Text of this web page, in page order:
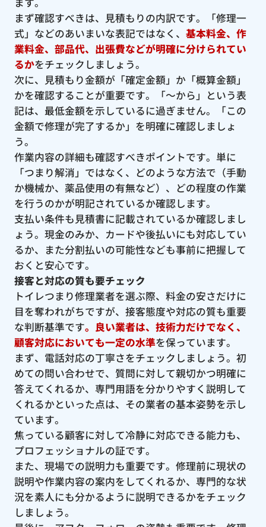
まず確認すべきは、見積もりの内訳です。「修理一
式」などのあいまいな表記ではなく、 基本料金、作
業料金、部品代、出張費などが明確に分けられてい
るかをチェックしましょう。
次に、見積もり金額が「確定金額」か「概算金額」
かを確認することが重要です。「〜から」という表
記は、最低金額を示しているに過ぎません。「この
金額で修理が完了するか」を明確に確認しましょ
う。
作業内容の詳細も確認すべきポイントです。単に
「つまり解消」ではなく、どのような方法で（手動
か機械か、薬品使用の有無など）、どの程度の作業
を行うのかが明記されているか確認します。
支払い条件も見積書に記載されているか確認しまし
ょう。現金のみか、カードや後払いにも対応してい
るか、また分割払いの可能性なども事前に把握して
おくと安心です。
接客と対応の質も要チェック
トイレつまり修理業者を選ぶ際、料金の安さだけに
目を奪われがちですが、接客態度や対応の質も重要
な判断基準です。良い業者は、技術力だけでなく、
顧客対応においても一定の水準を保っています。
まず、電話対応の丁寧さをチェックしましょう。初
めての問い合わせで、質問に対して親切かつ明確に
答えてくれるか、専門用語を分かりやすく説明して
くれるかといった点は、その業者の基本姿勢を示し
ています。
焦っている顧客に対して冷静に対応できる能力も、
プロフェッショナルの証です。
また、現場での説明力も重要です。修理前に現状の
説明や作業内容の案内をしてくれるか、専門的な状
況を素人にも分かるように説明できるかをチェック
しましょう。